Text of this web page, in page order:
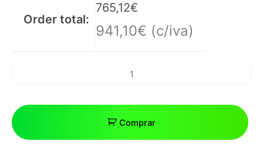
Order total:
765,12€
941,10€ (c/iva)
Comprar